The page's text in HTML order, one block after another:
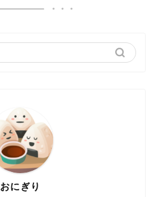
おにぎり